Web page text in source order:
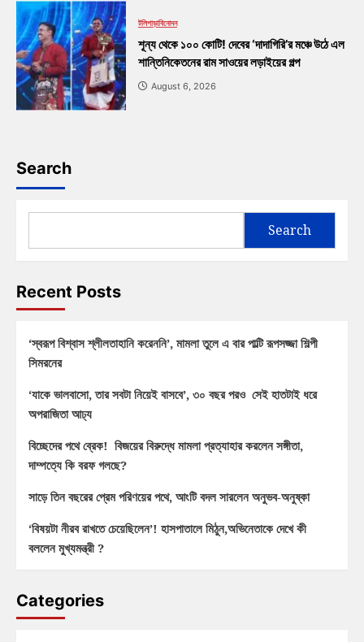
টলিপাড়াবিনোদন
শূন্য থেকে ১০০ কোটি! দেবের ‘দাদাগিরি’র মঞ্চে উঠে এল
শান্তিনিকেতনের রাম সাওয়ের লড়াইয়ের গল্প
August 6, 2026
Search
Search
Recent Posts
‘স্বরূপ বিশ্বাস শ্লীলতাহানি করেননি’, মামলা তুলে এ বার পাল্টি রূপসজ্জা শিল্পী
সিমরনের
‘যাকে ভালবাসো, তার সবটা নিয়েই বাসবে’, ৩০ বছর পরও সেই হাতটাই ধরে
অপরাজিতা আঢ্য
বিচ্ছেদের পথে ব্রেক! বিজয়ের বিরুদ্ধে মামলা প্রত্যাহার করলেন সঙ্গীতা,
দাম্পত্যে কি বরফ গলছে?
সাড়ে তিন বছরের প্রেম পরিণয়ের পথে, আংটি বদল সারলেন অনুভব-অনুষ্কা
‘বিষয়টা নীরব রাখতে চেয়েছিলেন’! হাসপাতালে মিঠুন,অভিনেতাকে দেখে কী
বললেন মুখ্যমন্ত্রী ?
Categories